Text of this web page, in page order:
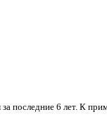
последние 6 лет. К